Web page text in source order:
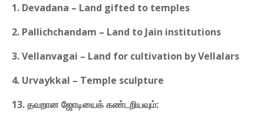
1. Devadana – Land gifted to temples
2. Pallichchandam – Land to Jain institutions
3. Vellanvagai – Land for cultivation by Vellalars
4. Urvaykkal – Temple sculpture
13. தவறான ஜோடியைக் கண்டறியவும்: